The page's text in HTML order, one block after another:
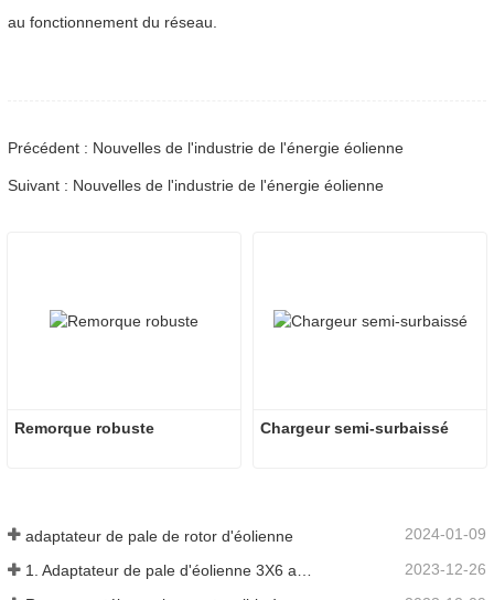
au fonctionnement du réseau.
Précédent : Nouvelles de l'industrie de l'énergie éolienne
Suivant : Nouvelles de l'industrie de l'énergie éolienne
Remorque robuste Chargeur semi-surbaissé
adaptateur de pale de rotor d'éolienne 2024-01-09
2023-12-26